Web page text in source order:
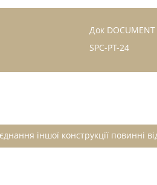
Док DOCUMENT
SPC-PT-24
іншої конструкції повинні